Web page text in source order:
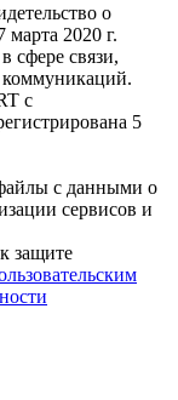
о
2020 г.
сфере связи,
с
5
с данными о
сервисов и
защите